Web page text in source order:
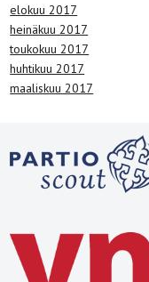
elokuu 2017
heinäkuu 2017
toukokuu 2017
huhtikuu 2017
maaliskuu 2017